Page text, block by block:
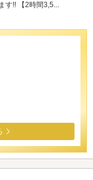
す!! 【2時間3,5...